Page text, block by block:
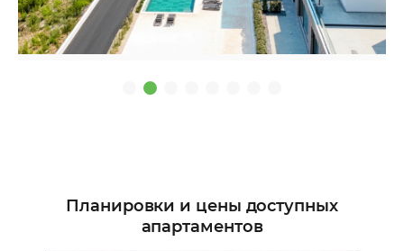
Планировки и цены доступных
апартаментов